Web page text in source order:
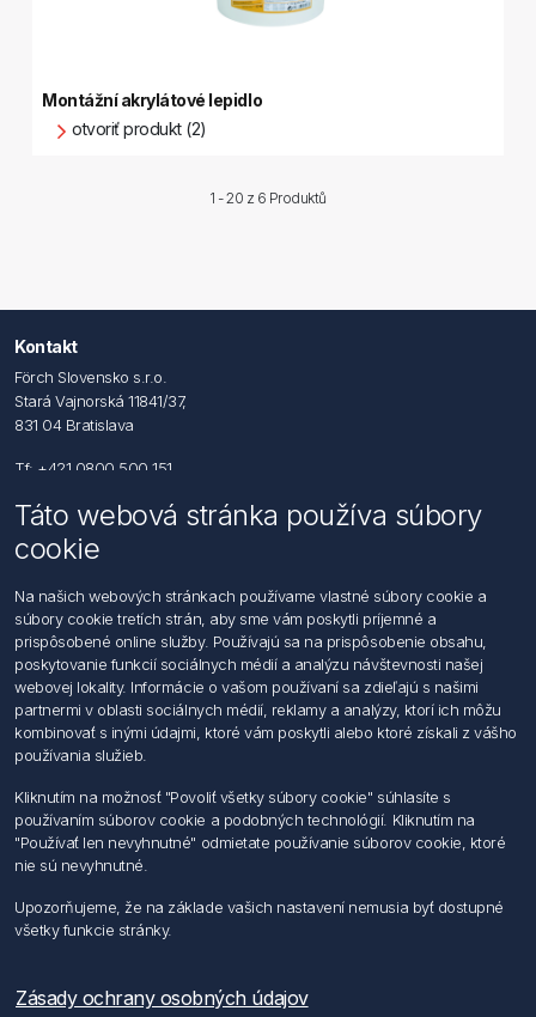
Montážní akrylátové lepidlo
otvoriť produkt (2)
1 - 20 z 6 Produktů
Kontakt
Förch Slovensko s.r.o.
Stará Vajnorská 11841/37,
831 04 Bratislava
Tf: +421 0800 500 151
Email: office@foerch.sk
Kontaktujte nás
Informácie
Imprint
Vyhlásenie k ochrane údajov
Všeobecné dodacie a obchodné podmienky
Obchodný zástupca
Môj účet
Môj účet
Objednávky
Adresy
Táto webová stránka používa súbory
cookie
Na našich webových stránkach používame vlastné súbory cookie a
súbory cookie tretích strán, aby sme vám poskytli príjemné a
prispôsobené online služby. Používajú sa na prispôsobenie obsahu,
poskytovanie funkcií sociálnych médií a analýzu návštevnosti našej
webovej lokality. Informácie o vašom používaní sa zdieľajú s našimi
partnermi v oblasti sociálnych médií, reklamy a analýzy, ktorí ich môžu
kombinovať s inými údajmi, ktoré vám poskytli alebo ktoré získali z vášho
používania služieb.
Kliknutím na možnosť "Povoliť všetky súbory cookie" súhlasíte s
používaním súborov cookie a podobných technológií. Kliknutím na
"Používať len nevyhnutné" odmietate používanie súborov cookie, ktoré
nie sú nevyhnutné.
Upozorňujeme, že na základe vašich nastavení nemusia byť dostupné
všetky funkcie stránky.
Zásady ochrany osobných údajov